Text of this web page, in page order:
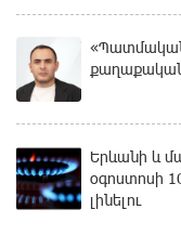
«Պատմական
Երևանի և
օգոստոսի
լինելու